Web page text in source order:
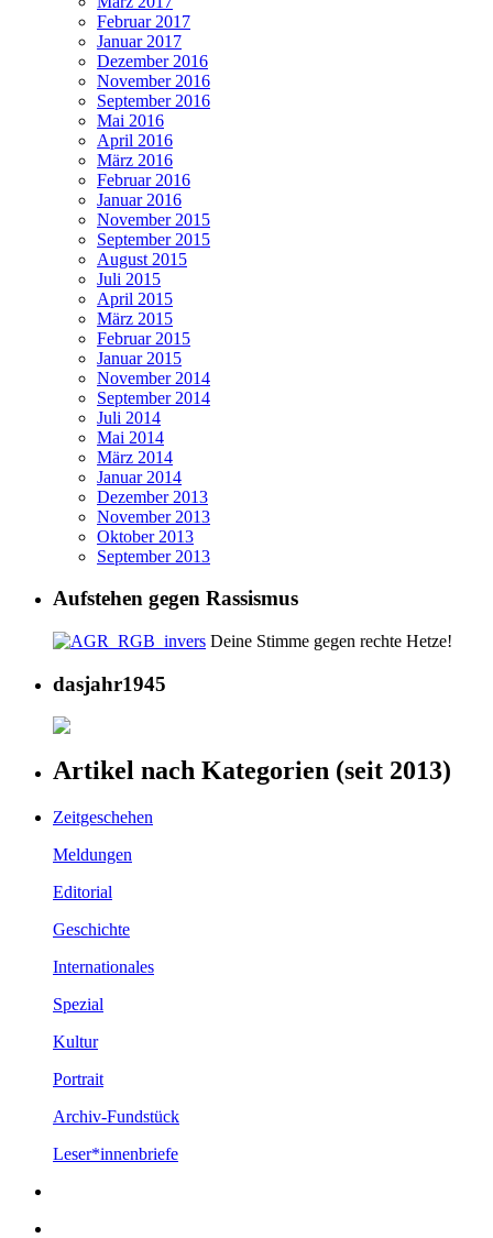
Februar 2017
Januar 2017
Dezember 2016
November 2016
September 2016
Mai 2016
April 2016
März 2016
Februar 2016
Januar 2016
November 2015
September 2015
August 2015
Juli 2015
April 2015
März 2015
Februar 2015
Januar 2015
November 2014
September 2014
Juli 2014
Mai 2014
März 2014
Januar 2014
Dezember 2013
November 2013
Oktober 2013
September 2013
Aufstehen gegen Rassismus
Deine Stimme gegen rechte Hetze!
dasjahr1945
Artikel nach Kategorien (seit 2013)
Zeitgeschehen
Meldungen
Editorial
Geschichte
Internationales
Spezial
Kultur
Portrait
Archiv-Fundstück
Leser*innenbriefe